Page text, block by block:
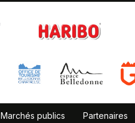
Marchés publics Partenaires